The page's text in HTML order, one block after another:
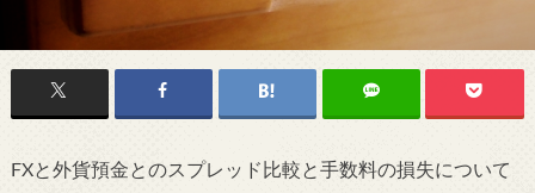
FXと外貨預金とのスプレッド比較と手数料の損失について